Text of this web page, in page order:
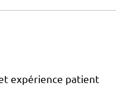
expérience patient